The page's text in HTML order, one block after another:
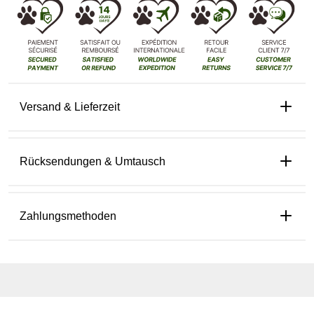
Versand & Lieferzeit
Rücksendungen & Umtausch
Zahlungsmethoden